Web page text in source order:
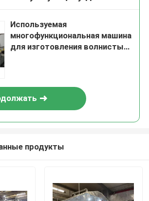
Используемая
многофункциональная машина
для изготовления волнистых
продукты